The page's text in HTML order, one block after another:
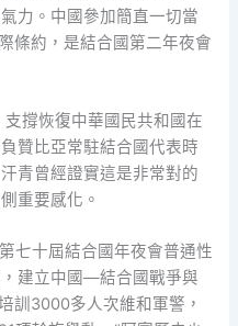
力。中國參加簡直一切當
條約，是結合國第二年夜會
撐恢復中華國民共和國在
贊比亞常駐結合國代表時
青曾經證實這是非常對的
重要感化。
七十屆結合國年夜會普通性
建立中國—結合國戰爭與
訓3000多人次維和軍警，